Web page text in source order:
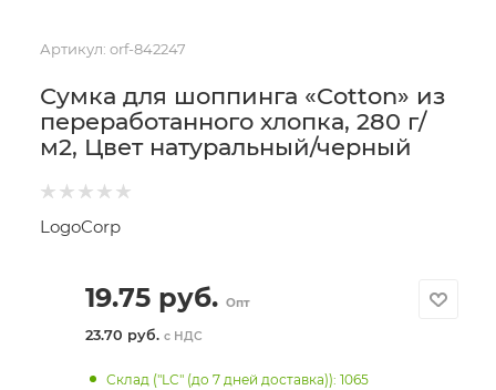
Артикул: orf-842247
Сумка для шоппинга «Cotton» из
переработанного хлопка, 280 г/
м2, Цвет натуральный/черный
LogoCorp
19.75руб. Опт
23.70 руб. с НДС
Склад ("LC" (до 7 дней доставка)): 1065